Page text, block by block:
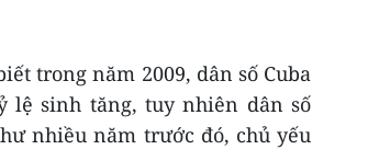
trong năm 2009, dân số Cuba
lệ sinh tăng, tuy nhiên dân số
nhiều năm trước đó, chủ yếu